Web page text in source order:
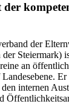
der
Steiermark)
an
Er
internen